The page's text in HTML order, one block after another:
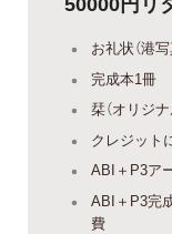
お礼状（港
完成本1冊
栞（オリジナ
クレジット
ABI＋P3ア
ABI＋P3完
費